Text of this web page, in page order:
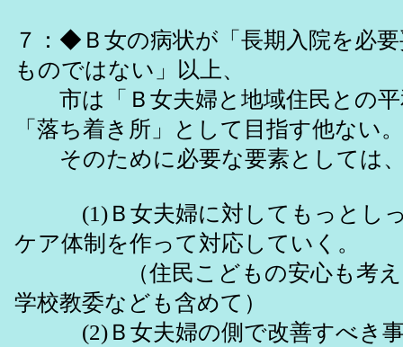
７：◆Ｂ女の病状が「長期入院を必
ものではない」以上、
市は「Ｂ女夫婦と地域住民との平
「落ち着き所」として目指す他ない。
そのために必要な要素としては
(1)Ｂ女夫婦に対してもっとしっ
ケア体制を作って対応していく。
（住民こどもの安心も考えて
学校教委なども含めて）
(2)Ｂ女夫婦の側で改善すべき事